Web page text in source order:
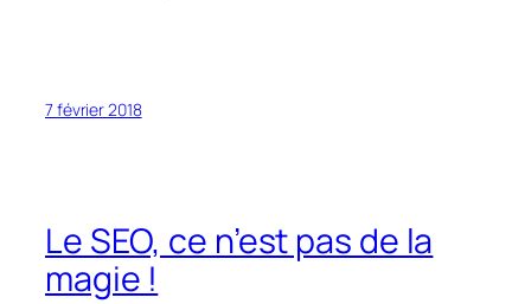
7 février 2018
Le SEO, ce n’est pas de la
magie !